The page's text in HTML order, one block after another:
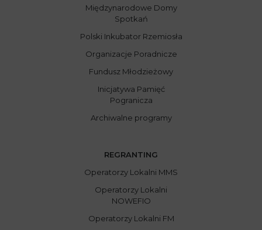
Międzynarodowe Domy
Spotkań
Polski Inkubator Rzemiosła
Organizacje Poradnicze
Fundusz Młodzieżowy
Inicjatywa Pamięć
Pogranicza
Archiwalne programy
REGRANTING
Operatorzy Lokalni MMS
Operatorzy Lokalni
NOWEFIO
Operatorzy Lokalni FM